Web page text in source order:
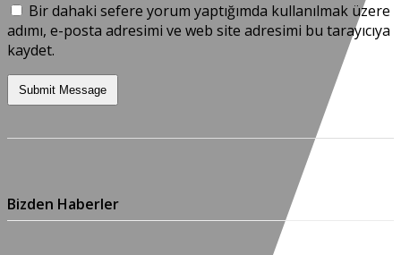
Bir dahaki sefere yorum yaptığımda kullanılmak üzere
adımı, e-posta adresimi ve web site adresimi bu tarayıcıya
kaydet.
Bizden Haberler